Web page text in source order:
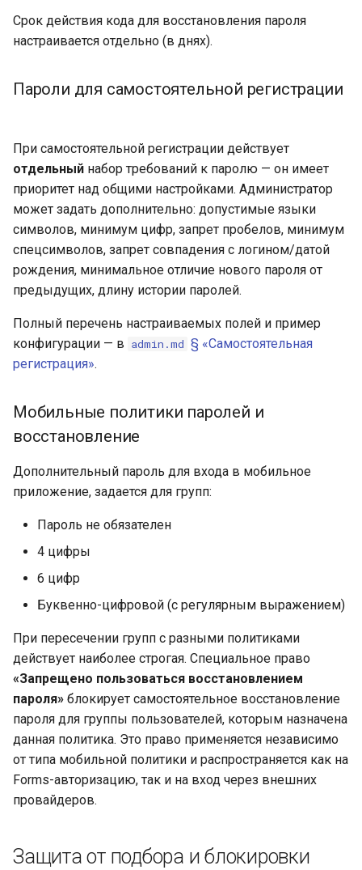
Срок действия кода для восстановления пароля
настраивается отдельно (в днях).
Пароли для самостоятельной регистрации
При самостоятельной регистрации действует
отдельный набор требований к паролю — он имеет
приоритет над общими настройками. Администратор
может задать дополнительно: допустимые языки
символов, минимум цифр, запрет пробелов, минимум
спецсимволов, запрет совпадения с логином/датой
рождения, минимальное отличие нового пароля от
предыдущих, длину истории паролей.
Полный перечень настраиваемых полей и пример
конфигурации — в admin.md § «Самостоятельная
регистрация».
Мобильные политики паролей и
восстановление
Дополнительный пароль для входа в мобильное
приложение, задается для групп:
Пароль не обязателен
4 цифры
6 цифр
Буквенно-цифровой (с регулярным выражением)
При пересечении групп с разными политиками
действует наиболее строгая. Специальное право
«Запрещено пользоваться восстановлением
пароля» блокирует самостоятельное восстановление
пароля для группы пользователей, которым назначена
данная политика. Это право применяется независимо
от типа мобильной политики и распространяется как на
Forms-авторизацию, так и на вход через внешних
провайдеров.
Защита от подбора и блокировки